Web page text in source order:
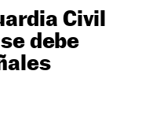
Civil
debe